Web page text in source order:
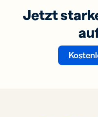
Jetzt